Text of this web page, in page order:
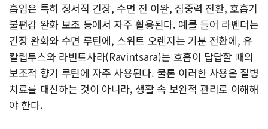
흡입은 특히 정서적 긴장, 수면 전 이완, 집중력 전환, 호흡기
불편감 완화 보조 등에서 자주 활용된다. 예를 들어 라벤더는
긴장 완화와 수면 루틴에, 스위트 오렌지는 기분 전환에, 유
칼립투스와 라빈트사라(Ravintsara)는 호흡이 답답할 때의
보조적 향기 루틴에 자주 사용된다. 물론 이러한 사용은 질병
치료를 대신하는 것이 아니라, 생활 속 보완적 관리로 이해해
야 한다.